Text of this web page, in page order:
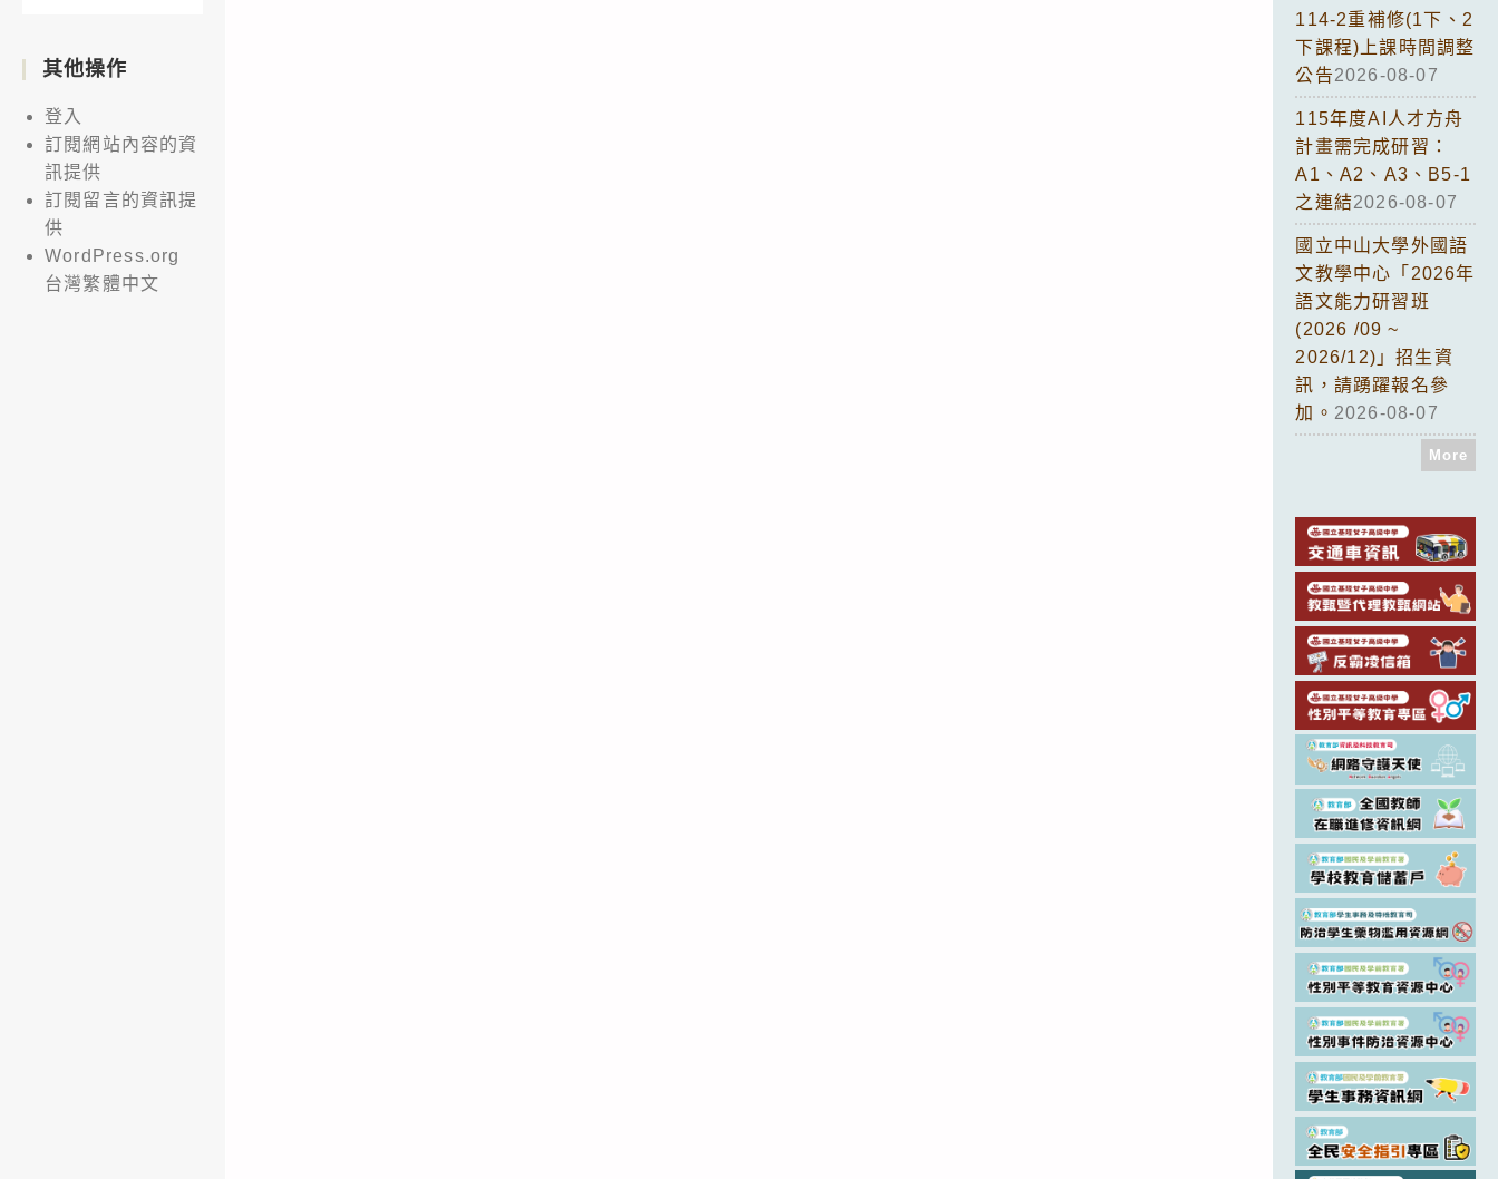
其他操作
登入
訂閱網站內容的資
訊提供
訂閱留言的資訊提
供
WordPress.org
台灣繁體中文
114-2重補修(1下、2
下課程)上課時間調整
公告2026-08-07
115年度AI人才方舟
計畫需完成研習：
A1、A2、A3、B5-1
之連結2026-08-07
國立中山大學外國語
文教學中心「2026年
語文能力研習班
(2026 /09 ~
2026/12)」招生資
訊，請踴躍報名參
加。 2026-08-07
More